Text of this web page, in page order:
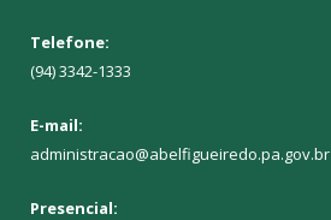
Telefone:
(94) 3342-1333
E-mail:
administracao@abelfigueiredo.pa.gov.br
Presencial: